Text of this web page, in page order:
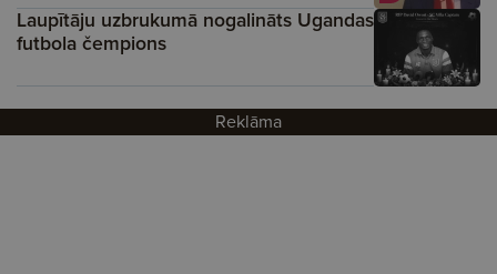
Laupītāju uzbrukumā nogalināts Ugandas
futbola čempions
Reklāma